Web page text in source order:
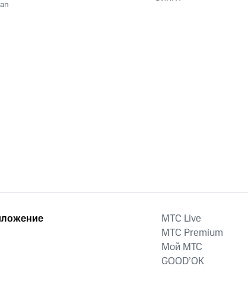
MTС Live
MTС Premium
Мой МТС
GOOD’OK